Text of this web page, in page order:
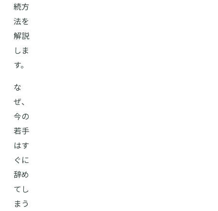
続方
法を
解説
しま
す。
な
ぜ、
今の
若手
はす
ぐに
辞め
てし
まう